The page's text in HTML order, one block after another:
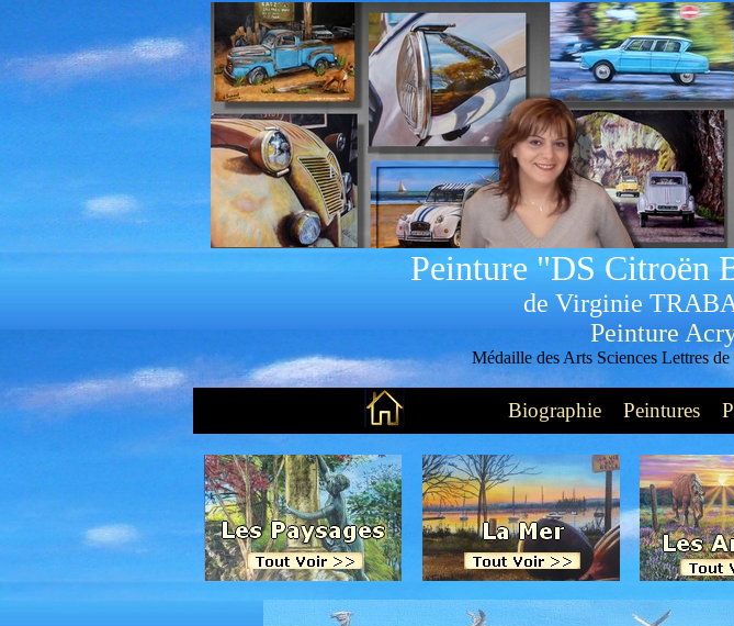
Peinture "DS Citroën
de Virginie
Peinture
Médaille des Arts Sciences Lettres
Biographie Peintures